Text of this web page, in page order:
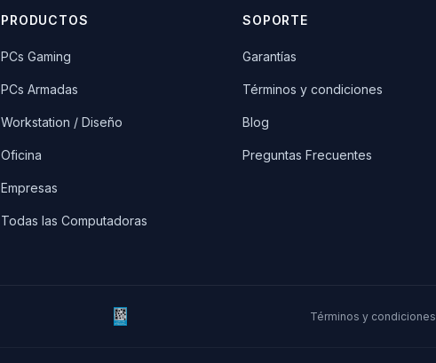
PRODUCTOS
PCs Gaming
PCs Armadas
Workstation / Diseño
Oficina
Empresas
Todas las Computadoras
SOPORTE
Garantías
Términos y condiciones
Blog
Preguntas Frecuentes
Términos y condiciones